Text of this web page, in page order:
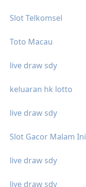
Slot Telkomsel
Toto Macau
live draw sdy
keluaran hk lotto
live draw sdy
Slot Gacor Malam Ini
live draw sdy
live draw sdy